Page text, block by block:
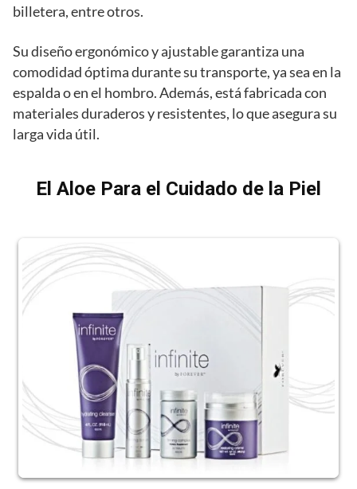
billetera, entre otros.
Su diseño ergonómico y ajustable garantiza una
comodidad óptima durante su transporte, ya sea en la
espalda o en el hombro. Además, está fabricada con
materiales duraderos y resistentes, lo que asegura su
larga vida útil.
El Aloe Para el Cuidado de la Piel